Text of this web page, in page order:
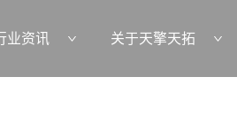
业资讯 关于天擎天拓